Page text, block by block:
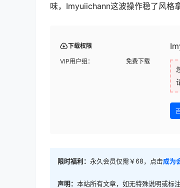
味，Imyuiichann这波操作稳了风格
下载权限
VIP用户组： 免费下载
限时福利： 永久会员仅需￥68，点击成为
声明： 本站所有文章，如无特殊说明或标